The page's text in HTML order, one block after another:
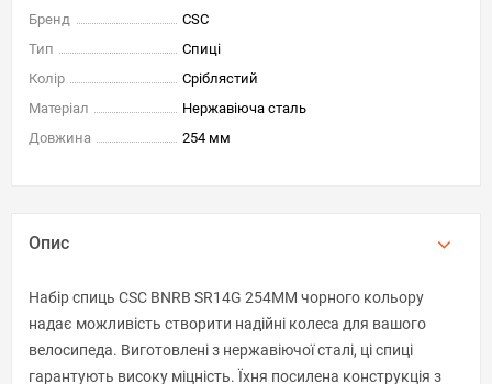
Бренд
CSC
Тип
Спиці
Колір
Сріблястий
Матеріал
Нержавіюча сталь
Довжина
254 мм
Опис
Набір спиць CSC BNRB SR14G 254MM чорного кольору
надає можливість створити надійні колеса для вашого
велосипеда. Виготовлені з нержавіючої сталі, ці спиці
гарантують високу міцність. Їхня посилена конструкція з